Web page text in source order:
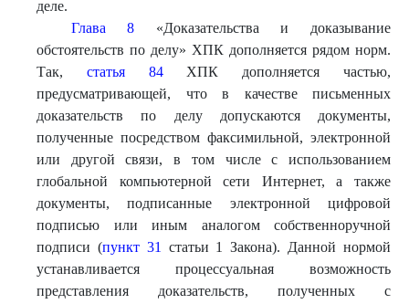
деле.
Глава 8 «Доказательства и доказывание
обстоятельств по делу» ХПК дополняется рядом норм.
Так, статья 84ХПК дополняется частью,
предусматривающей, что в качестве письменных
доказательств по делу допускаются документы,
полученные посредством факсимильной, электронной
или другой связи, в том числе с использованием
глобальной компьютерной сети Интернет, а также
документы, подписанные электронной цифровой
подписью или иным аналогом собственноручной
подписи (пункт 31
статьи 1 Закона). Данной нормой
устанавливается процессуальная возможность
представления доказательств, полученных с